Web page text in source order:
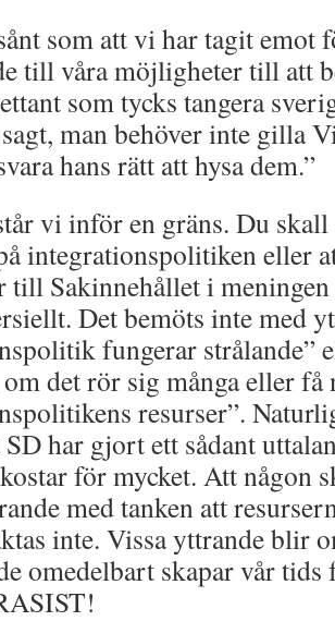
som att vi har tagit emot
till våra möjligheter till att
som tycks tangera
man behöver inte gilla
hans rätt att hysa dem.”
vi inför en gräns. Du skall
integrationspolitiken eller
till Sakinnehållet i
Det bemöts inte med
fungerar strålande”
det rör sig många eller få
resurser”.
SD har gjort ett sådant
för mycket. Att någon
med tanken att
inte. Vissa yttrande blir
omedelbart skapar vår tids